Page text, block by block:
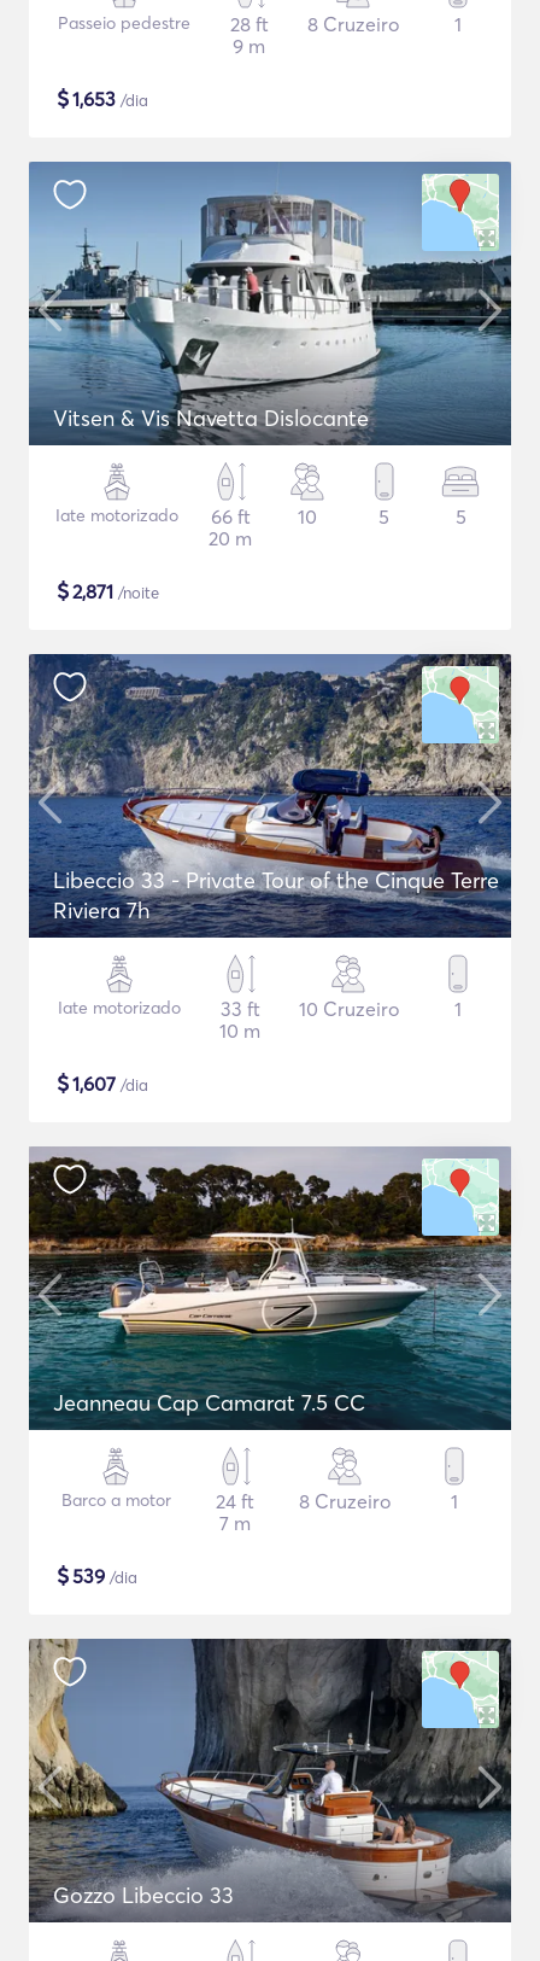
Passeio pedestre
28 ft
9 m
8 Cruzeiro 1
$1,653 /dia
Vitsen & Vis Navetta Dislocante
Iate motorizado
66 ft
20 m
10 5 5
$2,871 /noite
Libeccio 33 - Private Tour of the Cinque Terre
Riviera 7h
Iate motorizado
33 ft
10 m
10 Cruzeiro 1
$1,607 /dia
Jeanneau Cap Camarat 7.5 CC
Barco a motor
24 ft
7 m
8 Cruzeiro 1
$539 /dia
Gozzo Libeccio 33